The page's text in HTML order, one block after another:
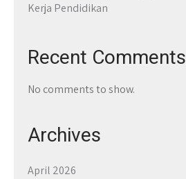
Kerja Pendidikan
Recent Comments
No comments to show.
Archives
April 2026